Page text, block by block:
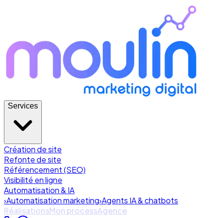
Services
Création de site
Refonte de site
Référencement (SEO)
Visibilité en ligne
Automatisation & IA
›Automatisation marketing›Agents IA & chatbots
RéalisationsMon processAgence